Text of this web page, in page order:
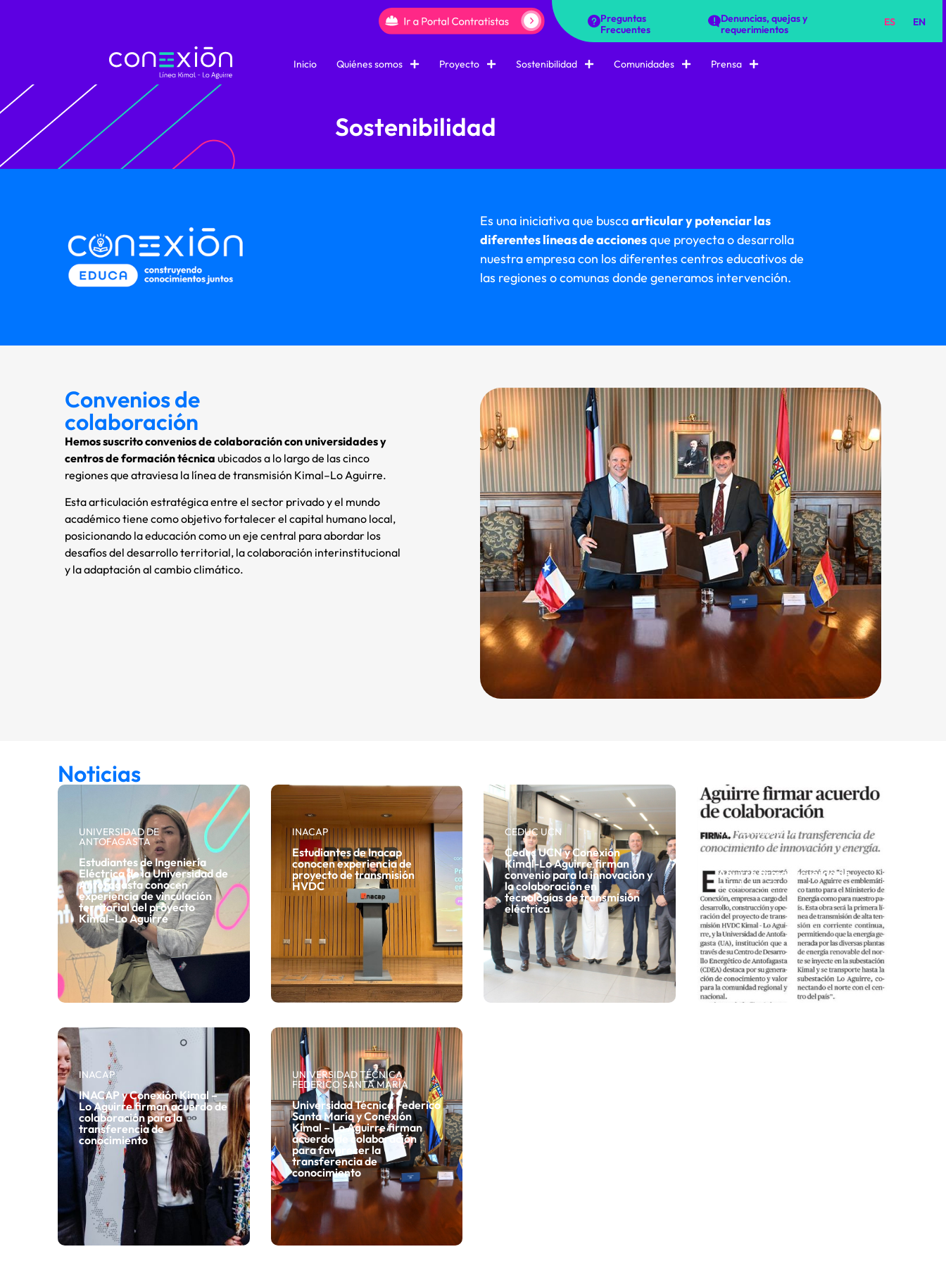
Preguntas
Frecuentes
Denuncias, quejas y
requerimientos
ES EN
Inicio Quiénes somos Proyecto Sostenibilidad Comunidades Prensa
Sostenibilidad
Es una iniciativa que buscaarticular y potenciar las
diferentes líneas de accionesque proyecta o desarrolla
nuestra empresa con los diferentes centros educativos de
las regiones o comunas donde generamos intervención.
Convenios de
colaboración
Hemos suscrito convenios de colaboración con universidades y
centros de formación técnica ubicados a lo largo de las cinco
regiones que atraviesa la línea de transmisión Kimal–Lo Aguirre.
Esta articulación estratégica entre el sector privado y el mundo
académico tiene como objetivo fortalecer el capital humano local,
posicionando la educación como un eje central para abordar los
desafíos del desarrollo territorial, la colaboración interinstitucional
y la adaptación al cambio climático.
Noticias
UNIVERSIDAD DE
ANTOFAGASTA
Estudiantes de Ingeniería
Eléctrica de la Universidad de
Antofagasta conocen
experiencia de vinculación
territorial del proyecto
Kimal–Lo Aguirre
INACAP
Estudiantes de Inacap
conocen experiencia de
proyecto de transmisión
HVDC
CEDUC UCN
Ceduc UCN y Conexión
Kimal-Lo Aguirre firman
convenio para la innovación y
la colaboración en
tecnologías de transmisión
eléctrica
UNIVERSIDAD DE
ANTOFAGASTA
Aguirre firmar acuerdo de
colaboración
INACAP
INACAP y Conexión Kimal –
Lo Aguirre firman acuerdo de
colaboración para la
transferencia de
conocimiento
UNIVERSIDAD TÉCNICA
FEDERICO SANTA MARÍA
Universidad Técnica Federico
Santa María y Conexión
Kimal – Lo Aguirre firman
acuerdo de colaboración
para favorecer la
transferencia de
conocimiento